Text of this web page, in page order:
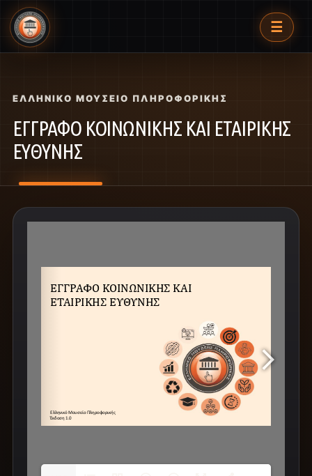
☰
ΕΛΛΗΝΙΚΌ ΜΟΥΣΕΊΟ ΠΛΗΡΟΦΟΡΙΚΉΣ
ΕΓΓΡΑΦΟ ΚΟΙΝΩΝΙΚΗΣ ΚΑΙ ΕΤΑΙΡΙΚΗΣ
ΕΥΘΥΝΗΣ